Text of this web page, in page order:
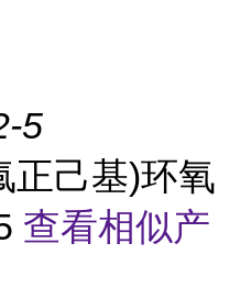
5
正己基)环氧
查看相似产